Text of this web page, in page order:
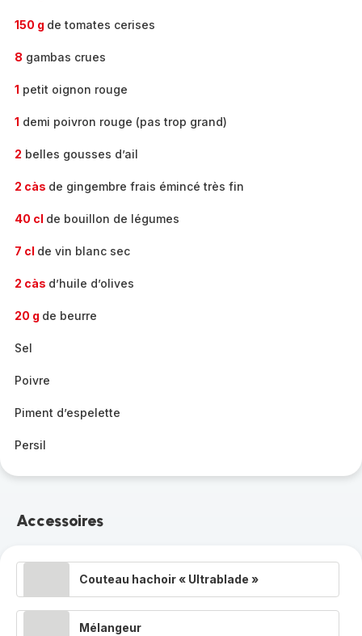
150 g de tomates cerises
8 gambas crues
1 petit oignon rouge
1 demi poivron rouge (pas trop grand)
2 belles gousses d’ail
2 càs de gingembre frais émincé très fin
40 cl de bouillon de légumes
7 cl de vin blanc sec
2 càs d’huile d’olives
20 g de beurre
Sel
Poivre
Piment d’espelette
Persil
Accessoires
Couteau hachoir « Ultrablade »
Mélangeur